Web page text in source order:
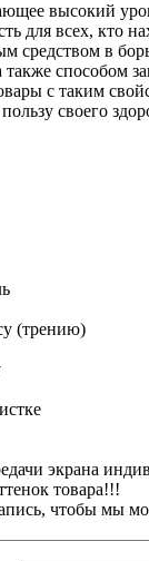
высокий
для всех, кто
средством в
способом
с таким
своего
(трению)
экрана
товара!!!
чтобы мы